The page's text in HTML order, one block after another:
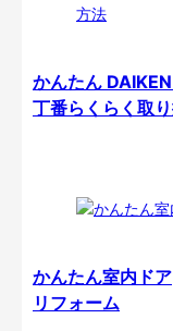
かんたん
丁番らくらく取
かんたん室内ドア
リフォーム